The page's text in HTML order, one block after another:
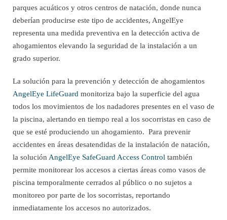
parques acuáticos y otros centros de natación, donde nunca
deberían producirse este tipo de accidentes, AngelEye
representa una medida preventiva en la detección activa de
ahogamientos elevando la seguridad de la instalación a un
grado superior.
La solución para la prevención y detección de ahogamientos
AngelEye LifeGuard monitoriza bajo la superficie del agua
todos los movimientos de los nadadores presentes en el vaso de
la piscina, alertando en tiempo real a los socorristas en caso de
que se esté produciendo un ahogamiento. Para prevenir
accidentes en áreas desatendidas de la instalación de natación,
la solución AngelEye SafeGuard Access Control también
permite monitorear los accesos a ciertas áreas como vasos de
piscina temporalmente cerrados al público o no sujetos a
monitoreo por parte de los socorristas, reportando
inmediatamente los accesos no autorizados.